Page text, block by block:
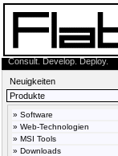
Consult. Develop. Deploy.
Neuigkeiten
Produkte
» Software
» Web-Technologien
» MSI Tools
» Downloads